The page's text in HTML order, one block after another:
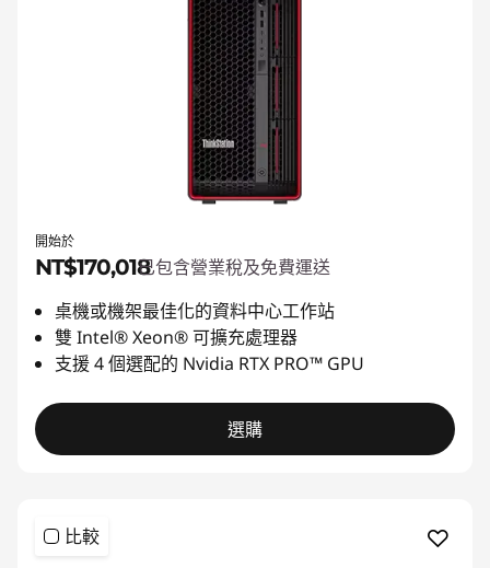
開始於
NT$170,018已包含營業稅及免費運送
桌機或機架最佳化的資料中心工作站
雙 Intel® Xeon® 可擴充處理器
支援 4 個選配的 Nvidia RTX PRO™ GPU
選購
比較